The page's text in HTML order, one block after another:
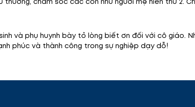
và phụ huynh bày tỏ lòng biết ơn đối với cô giáo.
phúc và thành công trong sự nghiệp dạy dỗ!